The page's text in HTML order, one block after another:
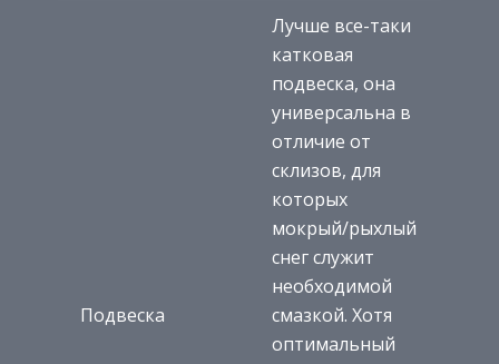
Подвеска
Лучше все-таки
катковая
подвеска, она
универсальна в
отличие от
склизов, для
которых
мокрый/рыхлый
снег служит
необходимой
смазкой. Хотя
оптимальный